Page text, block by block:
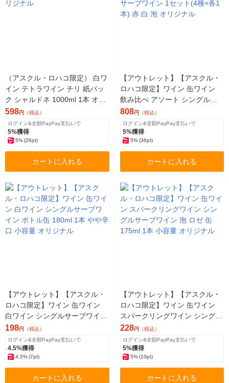
（アスクル・ロハコ限定） 白ワ
イン テトラワイン チリ 紙パッ
ク シャルドネ 1000ml 1本 オリ
ジナル
598円 （税込）
ログイン&全額PayPay支払いで
5%獲得
5%(26pt)
カートに入れる
【アウトレット】【アスクル・
ロハコ限定】ワイン 缶ワイン
飲み比べ アソート シングルサ
ーブワイン 1セット(4種×各1本)
赤 白 泡 オリジナル
808円 （税込）
ログイン&全額PayPay支払いで
5%獲得
5% (36pt)
カートに入れる
【アウトレット】【アスクル・
ロハコ限定】ワイン 缶ワイン
白ワイン シングルサーブワイン
ボトル缶 180ml 1本 やや辛口 小
容量 オリジナル
198円 （税込）
ログイン&全額PayPay支払いで
4.5%獲得
4.5%(7pt)
カートに入れる
【アウトレット】【アスクル・
ロハコ限定】ワイン 缶ワイン
スパークリングワイン シングル
サーブワイン 泡 ロゼ 缶 175ml
1本 小容量 オリジナル
228円 （税込）
ログイン&全額PayPay支払いで
5%獲得
5% (10pt)
カートに入れる